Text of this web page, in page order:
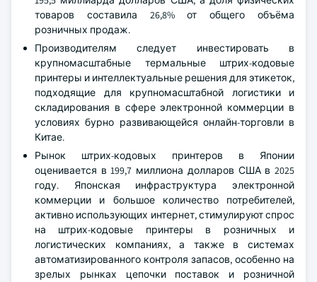
товаров составила 26,8% от общего объёма
розничных продаж.
Производителям следует инвестировать в
крупномасштабные термальные штрих-кодовые
принтеры и интеллектуальные решения для этикеток,
подходящие для крупномасштабной логистики и
складирования в сфере электронной коммерции в
условиях бурно развивающейся онлайн-торговли в
Китае.
Рынок штрих-кодовых принтеров в Японии
оценивается в 199,7 миллиона долларов США в 2025
году. Японская инфраструктура электронной
коммерции и большое количество потребителей,
активно использующих интернет, стимулируют спрос
на штрих-кодовые принтеры в розничных и
логистических компаниях, а также в системах
автоматизированного контроля запасов, особенно на
зрелых рынках цепочки поставок и розничной